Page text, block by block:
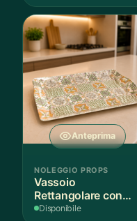
Anteprima
NOLEGGIO PROPS
Vassoio
Rettangolare con
Fantasia
Disponibile